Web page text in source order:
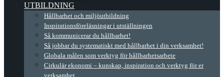
UTBILDNING
Hållbarhet och miljöutbildning
Inspirationsföreläsningar i utställningen
Så kommunicerar du hållbarhet!
Så jobbar du systematiskt med hållbarhet i din verksamhet!
Globala målen som verktyg för hållbarhetsarbete
Cirkulär ekonomi – kunskap, inspiration och verktyg för er
verksamhet